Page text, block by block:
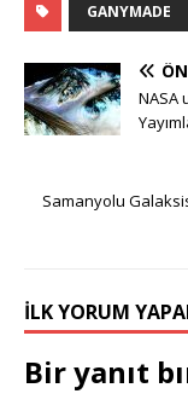
GANYMADE
NASA
Samanyolu
İLK YORUM
Bir yanıt